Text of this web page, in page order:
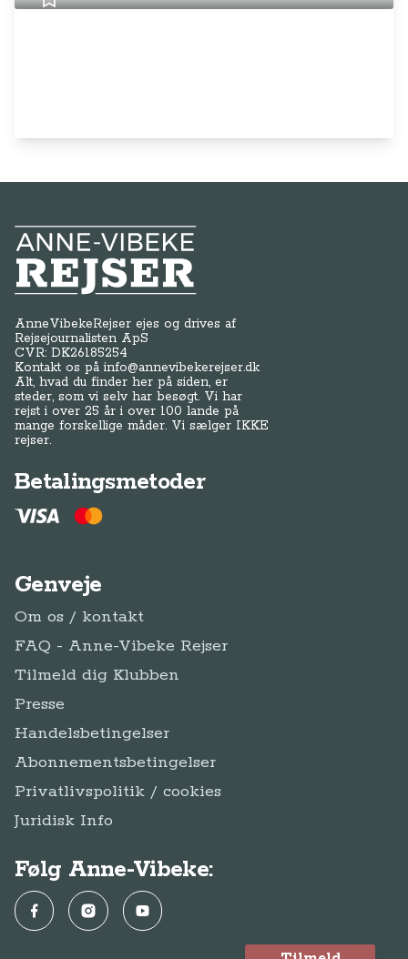
Anne-Vibeke Rejser
AnneVibekeRejser ejes og drives af
Rejsejournalisten ApS
CVR: DK26185254
Kontakt os påinfo@annevibekerejser.dk
Alt, hvad du finder her på siden, er
steder, som vi selv har besøgt. Vi har
rejst i over 25 år i over 100 lande på
mange forskellige måder. Vi sælger IKKE
rejser.
Betalingsmetoder
Genveje
Om os / kontakt
FAQ - Anne-Vibeke Rejser
Tilmeld dig Klubben
Presse
Handelsbetingelser
Abonnementsbetingelser
Privatlivspolitik / cookies
Juridisk Info
Følg Anne-Vibeke:
FacebookInstagramYouTube